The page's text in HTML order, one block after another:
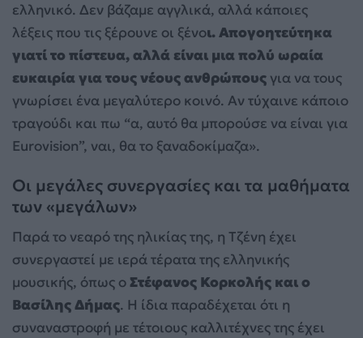
ελληνικό. Δεν βάζαμε αγγλικά, αλλά κάποιες
λέξεις που τις ξέρουνε οι ξένοι. Απογοητεύτηκα
γιατί το πίστευα, αλλά είναι μια πολύ ωραία
ευκαιρία για τους νέους ανθρώπους για να τους
γνωρίσει ένα μεγαλύτερο κοινό. Αν τύχαινε κάποιο
τραγούδι και πω “α, αυτό θα μπορούσε να είναι για
Eurovision”, ναι, θα το ξαναδοκίμαζα».
Οι μεγάλες συνεργασίες και τα μαθήματα
των «μεγάλων»
Παρά το νεαρό της ηλικίας της, η Τζένη έχει
συνεργαστεί με ιερά τέρατα της ελληνικής
μουσικής, όπως ο Στέφανος Κορκολής και ο
Βασίλης Δήμας. Η ίδια παραδέχεται ότι η
συναναστροφή με τέτοιους καλλιτέχνες της έχει